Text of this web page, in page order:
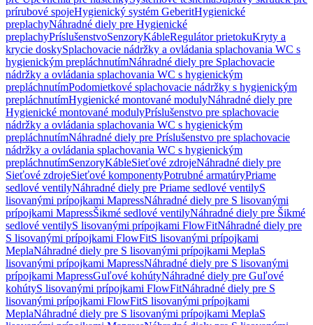
prírubové spojeHygienický systém GeberitHygienické
preplachyNáhradné diely pre Hygienické
preplachyPríslušenstvoSenzoryKábleRegulátor prietokuKryty a
krycie doskySplachovacie nádržky a ovládania splachovania WC s
hygienickým prepláchnutímNáhradné diely pre Splachovacie
nádržky a ovládania splachovania WC s hygienickým
prepláchnutímPodomietkové splachovacie nádržky s hygienickým
prepláchnutímHygienické montované modulyNáhradné diely pre
Hygienické montované modulyPríslušenstvo pre splachovacie
nádržky a ovládania splachovania WC s hygienickým
prepláchnutímNáhradné diely pre Príslušenstvo pre splachovacie
nádržky a ovládania splachovania WC s hygienickým
prepláchnutímSenzoryKábleSieťové zdrojeNáhradné diely pre
Sieťové zdrojeSieťové komponentyPotrubné armatúryPriame
sedlové ventilyNáhradné diely pre Priame sedlové ventilyS
lisovanými prípojkami MapressNáhradné diely pre S lisovanými
prípojkami MapressŠikmé sedlové ventilyNáhradné diely pre Šikmé
sedlové ventilyS lisovanými prípojkami FlowFitNáhradné diely pre
S lisovanými prípojkami FlowFitS lisovanými prípojkami
MeplaNáhradné diely pre S lisovanými prípojkami MeplaS
lisovanými prípojkami MapressNáhradné diely pre S lisovanými
prípojkami MapressGuľové kohútyNáhradné diely pre Guľové
kohútyS lisovanými prípojkami FlowFitNáhradné diely pre S
lisovanými prípojkami FlowFitS lisovanými prípojkami
MeplaNáhradné diely pre S lisovanými prípojkami MeplaS